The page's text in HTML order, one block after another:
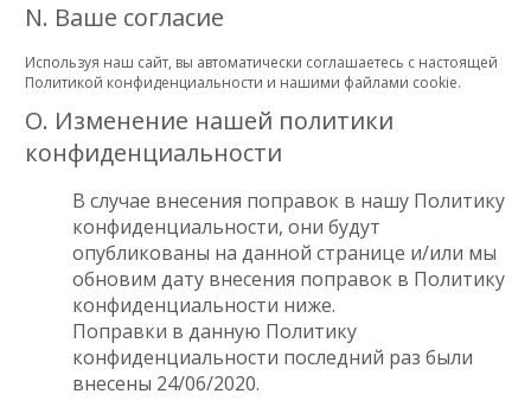
N. Ваше согласие
Используя наш сайт, вы автоматически соглашаетесь с настоящей
Политикой конфиденциальности и нашими файлами cookie.
O. Изменение нашей политики
конфиденциальности
В случае внесения поправок в нашу Политику
конфиденциальности, они будут
опубликованы на данной странице и/или мы
обновим дату внесения поправок в Политику
конфиденциальности ниже.
Поправки в данную Политику
конфиденциальности последний раз были
внесены 24/06/2020.